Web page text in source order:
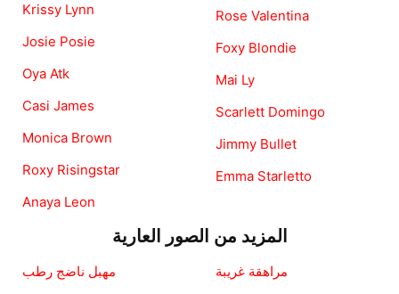
Krissy Lynn
Josie Posie
Oya Atk
Casi James
Monica Brown
Roxy Risingstar
Anaya Leon
Rose Valentina
Foxy Blondie
Mai Ly
Scarlett Domingo
Jimmy Bullet
Emma Starletto
المزيد من الصور العارية
مهبل ناضج رطب
مراهقة غريبة